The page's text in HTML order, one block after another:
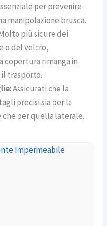
per prevenire
manipolazione brusca.
più sicure dei
o del velcro,
copertura rimanga in
trasporto.
Assicurati che la
precisi sia per la
che per quella laterale.